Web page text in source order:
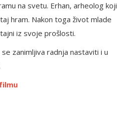
na svetu. Erhan, arheolog koji
hram. Nakon toga život mlade
iz svoje prošlosti.
zanimljiva radnja nastaviti i u